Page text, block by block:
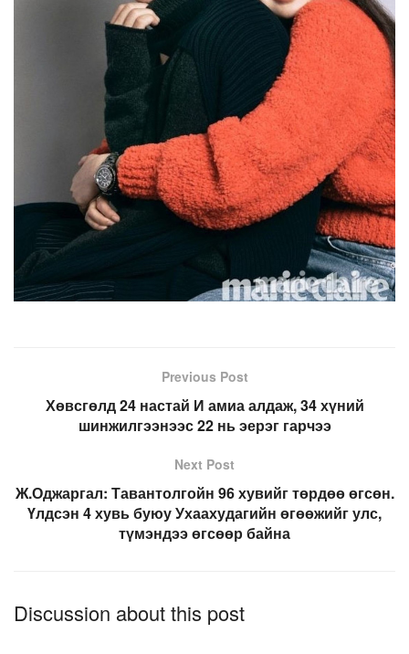
Previous Post
Хөвсгөлд 24 настай И амиа алдаж, 34 хүний
шинжилгээнээс 22 нь эерэг гарчээ
Next Post
Ж.Оджаргал: Тавантолгойн 96 хувийг төрдөө өгсөн.
Үлдсэн 4 хувь буюу Ухаахудагийн өгөөжийг улс,
түмэндээ өгсөөр байна
Discussion about this post